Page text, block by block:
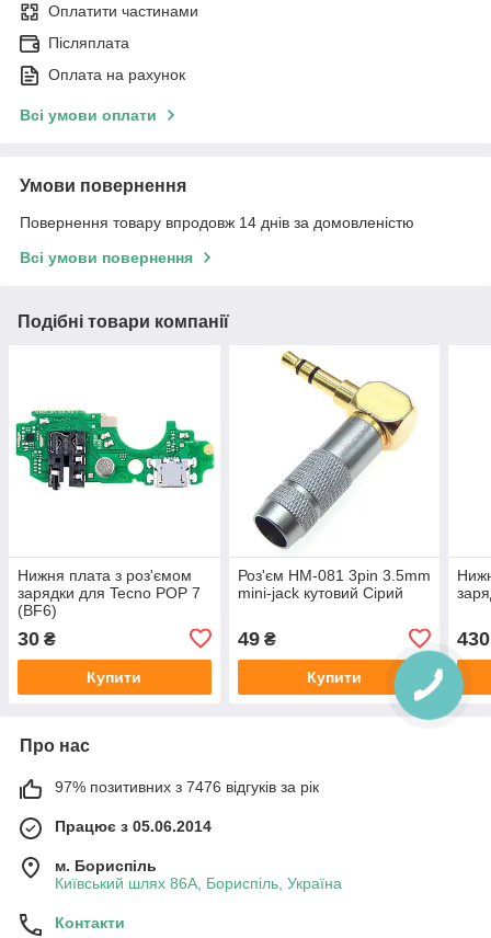
Оплатити частинами
Післяплата
Оплата на рахунок
Всі умови оплати
Умови повернення
Повернення товару впродовж 14 днів за домовленістю
Всі умови повернення
Подібні товари компанії
Нижня плата з роз'ємом
зарядки для Tecno POP 7
(BF6)
30 ₴
Купити
Роз'єм HM-081 3pin 3.5mm
mini-jack кутовий Сірий
49₴
Купити
430
Про нас
97% позитивних з 7476 відгуків за рік
Працює з 05.06.2014
м. Бориспіль
Київський шлях 86А, Бориспіль, Україна
Контакти